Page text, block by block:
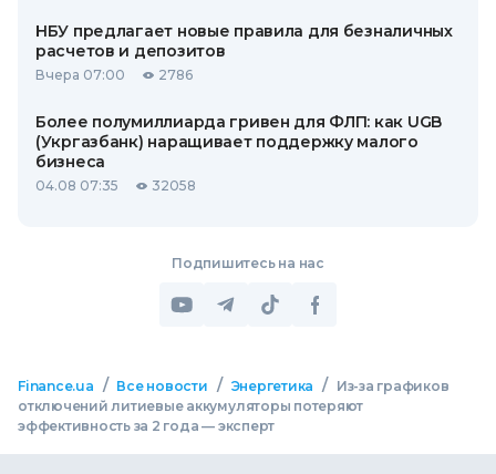
НБУ предлагает новые правила для безналичных
расчетов и депозитов
Вчера 07:00 2786
Более полумиллиарда гривен для ФЛП: как UGB
(Укргазбанк) наращивает поддержку малого
бизнеса
04.08 07:35 32058
Подпишитесь на нас
Finance.ua / Все новости / Энергетика /
Из-за графиков
отключений литиевые аккумуляторы потеряют
эффективность за 2 года — эксперт